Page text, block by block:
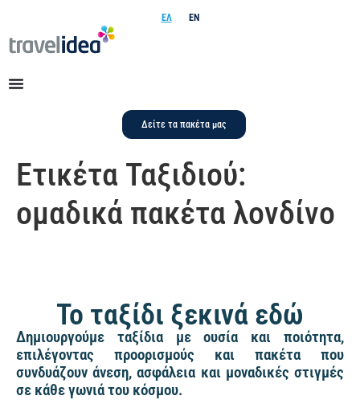
ΕΛ EN
Δείτε τα πακέτα μας
Ετικέτα Ταξιδιού:
ομαδικά πακέτα λονδίνο
Το ταξίδι ξεκινά εδώ
Δημιουργούμε ταξίδια με ουσία και ποιότητα,
επιλέγοντας προορισμούς και πακέτα που
συνδυάζουν άνεση, ασφάλεια και μοναδικές στιγμές
σε κάθε γωνιά του κόσμου.